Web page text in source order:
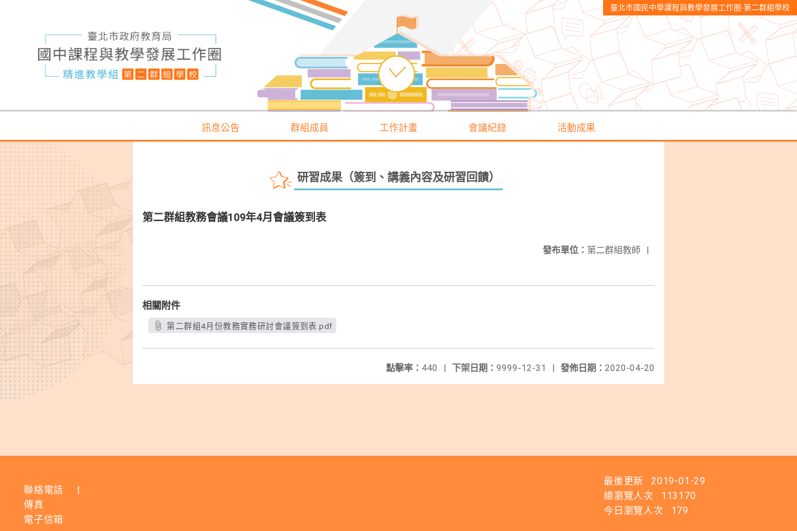
臺北市國民中學課程與教學發展工作圈-第二群組學校
訊息公告 群組成員 工作計畫 會議紀錄 活動成果
研習成果（簽到、講義內容及研習回饋）
第二群組教務會議109年4月會議簽到表
發布單位： 第二群組教師 |
相關附件
第二群組4月份教務實務研討會議簽到表.pdf
發佈日期： 2020-04-20
下架日期： 9999-12-31 |
點擊率： 440 |
聯絡電話
|
傳真
電子信箱
最後更新
2019-01-29
總瀏覽人次
113170
今日瀏覽人次
179